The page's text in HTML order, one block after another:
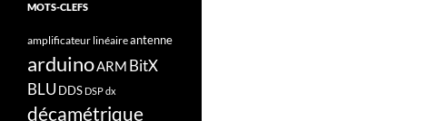
MOTS-CLEFS
amplificateur linéaireantenne
arduinoARM BitX
BLU DDS DSPdx
décamétrique